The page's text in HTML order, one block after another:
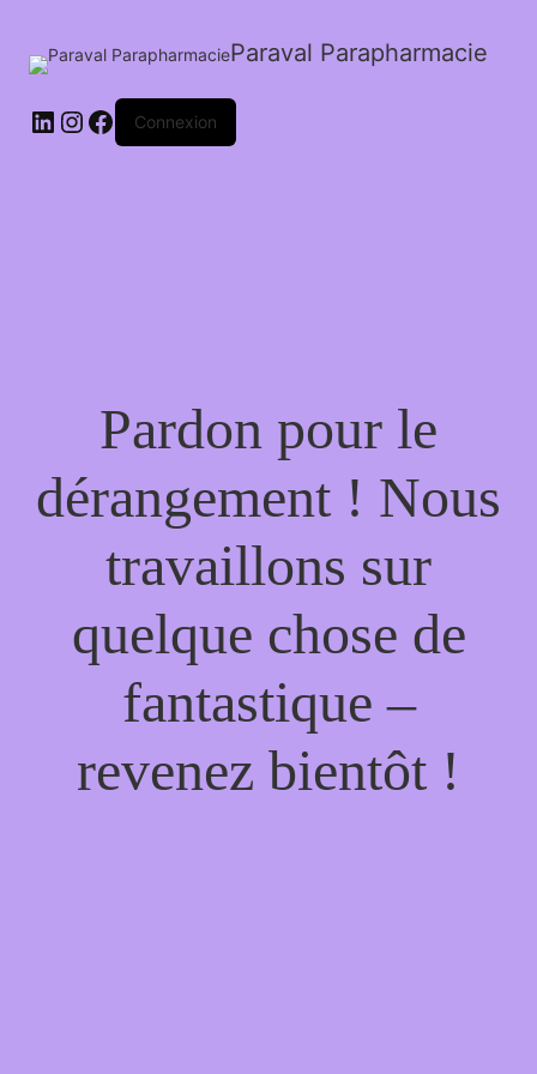
Paraval Parapharmacie
LinkedIn
Instagram
FacebookConnexion
Pardon pour le
dérangement ! Nous
travaillons sur
quelque chose de
fantastique –
revenez bientôt !